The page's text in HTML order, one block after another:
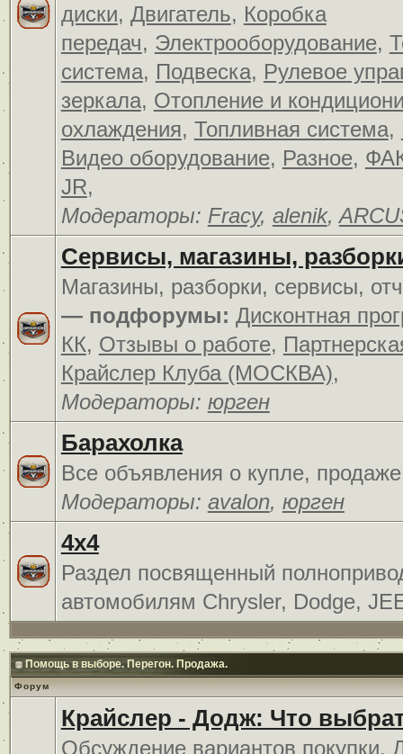
диски, Двигатель, Коробка
передач, Электрооборудование,
система, Подвеска, Рулевое
зеркала, Отопление и
охлаждения, Топливная система,
Видео оборудование, Разное,
JR,
Модераторы: Fracy, alenik,
Сервисы, магазины,
Магазины, разборки, сервисы,
— подфорумы: Дисконтная
КК, Отзывы о работе,
Крайслер Клуба (МОСКВА),
Модераторы: юрген
Барахолка
Все объявления о купле,
Модераторы: avalon, юрген
4x4
Раздел посвященный
автомобилям Chrysler, Dodge,
Помощь в выборе. Перегон. Продажа.
Форум
Крайслер - Додж: Что
Обсуждение вариантов покупки.